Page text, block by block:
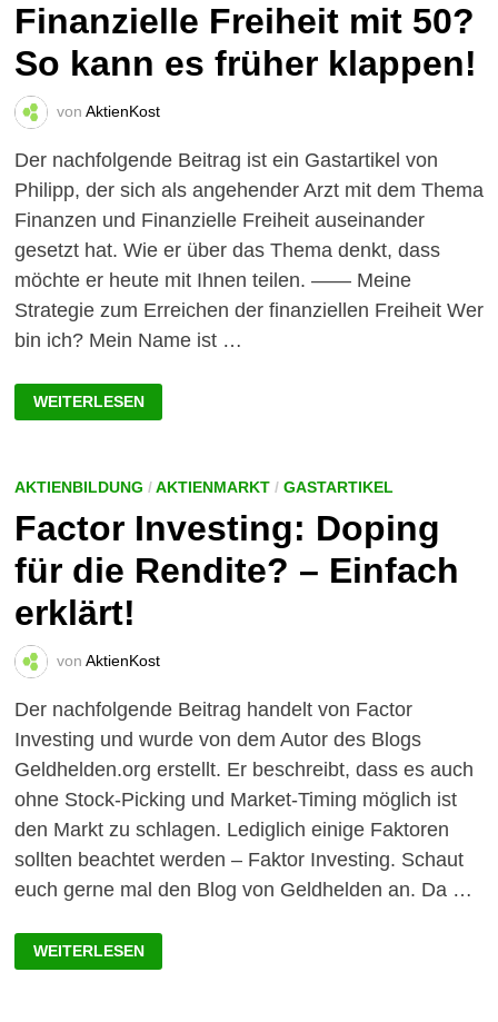
Finanzielle Freiheit mit 50?
So kann es früher klappen!
von AktienKost
Der nachfolgende Beitrag ist ein Gastartikel von
Philipp, der sich als angehender Arzt mit dem Thema
Finanzen und Finanzielle Freiheit auseinander
gesetzt hat. Wie er über das Thema denkt, dass
möchte er heute mit Ihnen teilen. —— Meine
Strategie zum Erreichen der finanziellen Freiheit Wer
bin ich? Mein Name ist …
FINANZIELLE
FREIHEIT
MIT
ES
KLAPPEN!
WEITERLESEN
AKTIENBILDUNG /AKTIENMARKT/ GASTARTIKEL
Factor Investing: Doping
für die Rendite? – Einfach
erklärt!
von AktienKost
Der nachfolgende Beitrag handelt von Factor
Investing und wurde von dem Autor des Blogs
Geldhelden.org erstellt. Er beschreibt, dass es auch
ohne Stock-Picking und Market-Timing möglich ist
den Markt zu schlagen. Lediglich einige Faktoren
sollten beachtet werden – Faktor Investing. Schaut
euch gerne mal den Blog von Geldhelden an. Da …
FACTOR
INVESTING:
DOPING
WEITERLESEN